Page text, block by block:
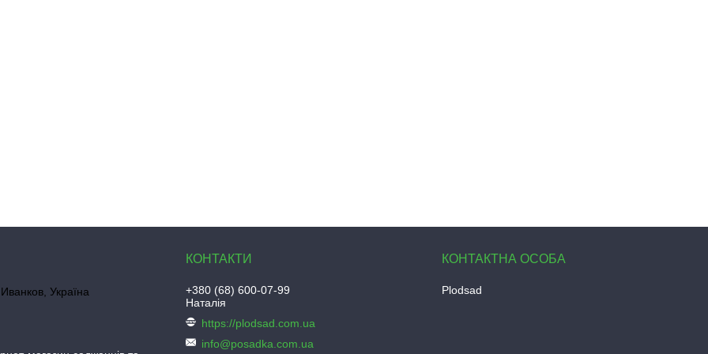
Україна
+380 (68) 600-07-99
Наталія
https://plodsad.com.ua
info@posadka.com.ua
Plodsad